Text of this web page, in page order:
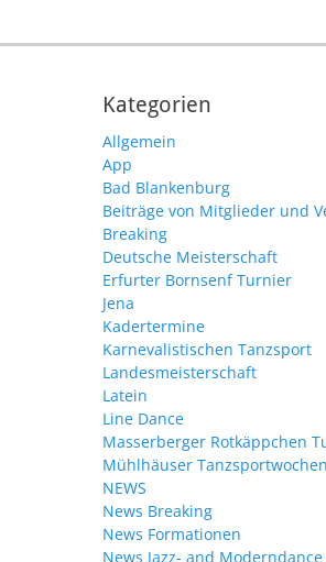
Kategorien
Allgemein
App
Bad Blankenburg
Beiträge von Mitglieder und
Breaking
Deutsche Meisterschaft
Erfurter Bornsenf Turnier
Jena
Kadertermine
Karnevalistischen Tanzsport
Landesmeisterschaft
Latein
Line Dance
Masserberger Rotkäppchen
Mühlhäuser
NEWS
News Breaking
News Formationen
News Jazz- and Moderndance